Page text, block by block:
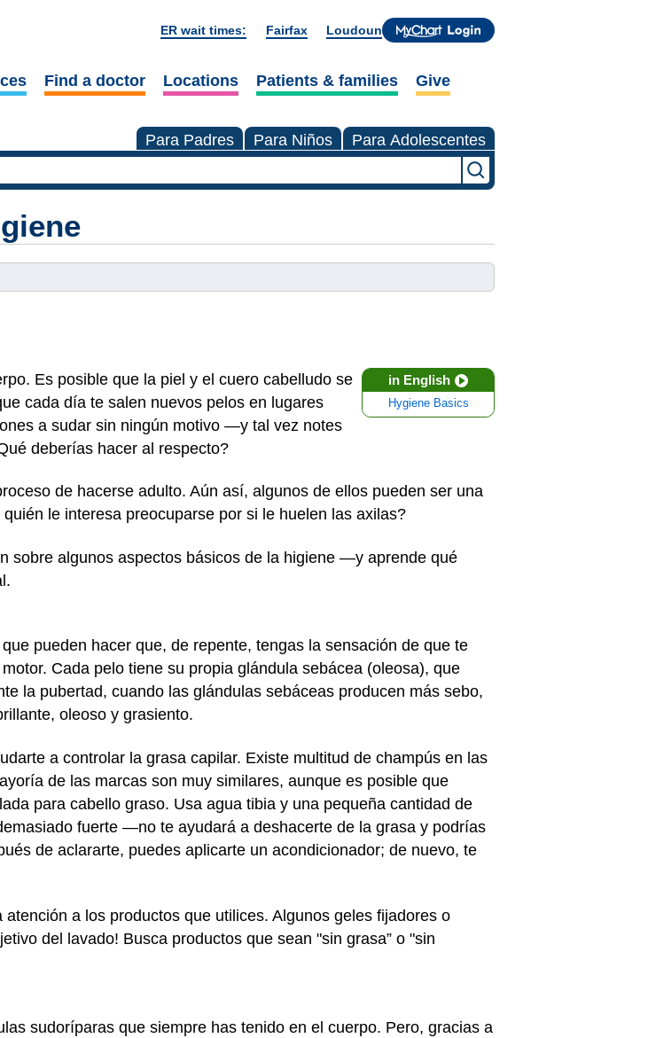
ER wait times: Fairfax Loudoun
Find a doctor Locations Patients & families Give
Para Padres Para Niños Para Adolescentes
in English
Hygiene Basics
Es posible que la piel y el cuero cabelludo se
cada día te salen nuevos pelos en lugares
a sudar sin ningún motivo —y tal vez notes
deberías hacer al respecto?
de hacerse adulto. Aún así, algunos de ellos pueden ser una
le interesa preocuparse por si le huelen las axilas?
sobre algunos aspectos básicos de la higiene —y aprende qué
pueden hacer que, de repente, tengas la sensación de que te
Cada pelo tiene su propia glándula sebácea (oleosa), que
la pubertad, cuando las glándulas sebáceas producen más sebo,
oleoso y grasiento.
a controlar la grasa capilar. Existe multitud de champús en las
de las marcas son muy similares, aunque es posible que
para cabello graso. Usa agua tibia y una pequeña cantidad de
fuerte —no te ayudará a deshacerte de la grasa y podrías
de aclararte, puedes aplicarte un acondicionador; de nuevo, te
a los productos que utilices. Algunos geles fijadores o
del lavado! Busca productos que sean "sin grasa” o "sin
sudoríparas que siempre has tenido en el cuerpo. Pero, gracias a